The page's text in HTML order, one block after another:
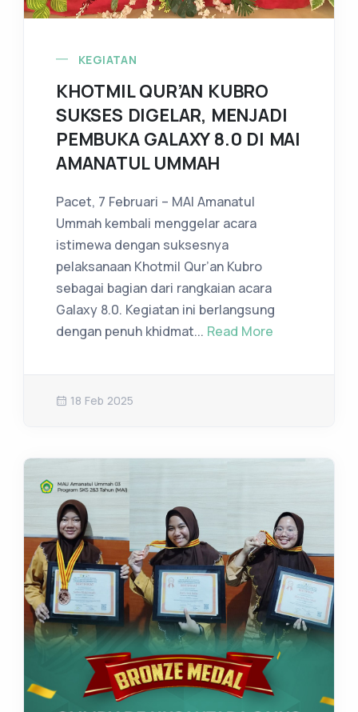
KEGIATAN
KHOTMIL QUR’AN KUBRO
SUKSES DIGELAR, MENJADI
PEMBUKA GALAXY 8.0 DI MAI
AMANATUL UMMAH
Pacet, 7 Februari – MAI Amanatul
Ummah kembali menggelar acara
istimewa dengan suksesnya
pelaksanaan Khotmil Qur’an Kubro
sebagai bagian dari rangkaian acara
Galaxy 8.0. Kegiatan ini berlangsung
dengan penuh khidmat... Read More
18 Feb 2025